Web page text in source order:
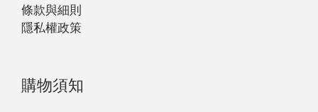
條款與細則
隱私權政策
購物須知